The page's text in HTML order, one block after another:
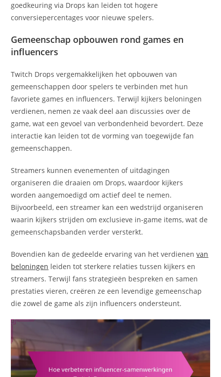
goedkeuring via Drops kan leiden tot hogere
conversiepercentages voor nieuwe spelers.
Gemeenschap opbouwen rond games en
influencers
Twitch Drops vergemakkelijken het opbouwen van
gemeenschappen door spelers te verbinden met hun
favoriete games en influencers. Terwijl kijkers beloningen
verdienen, nemen ze vaak deel aan discussies over de
game, wat een gevoel van verbondenheid bevordert. Deze
interactie kan leiden tot de vorming van toegewijde fan
gemeenschappen.
Streamers kunnen evenementen of uitdagingen
organiseren die draaien om Drops, waardoor kijkers
worden aangemoedigd om actief deel te nemen.
Bijvoorbeeld, een streamer kan een wedstrijd organiseren
waarin kijkers strijden om exclusieve in-game items, wat de
gemeenschapsbanden verder versterkt.
Bovendien kan de gedeelde ervaring van het verdienenvan
beloningen leiden tot sterkere relaties tussen kijkers en
streamers. Terwijl fans strategieën bespreken en samen
prestaties vieren, creëren ze een levendige gemeenschap
die zowel de game als zijn influencers ondersteunt.